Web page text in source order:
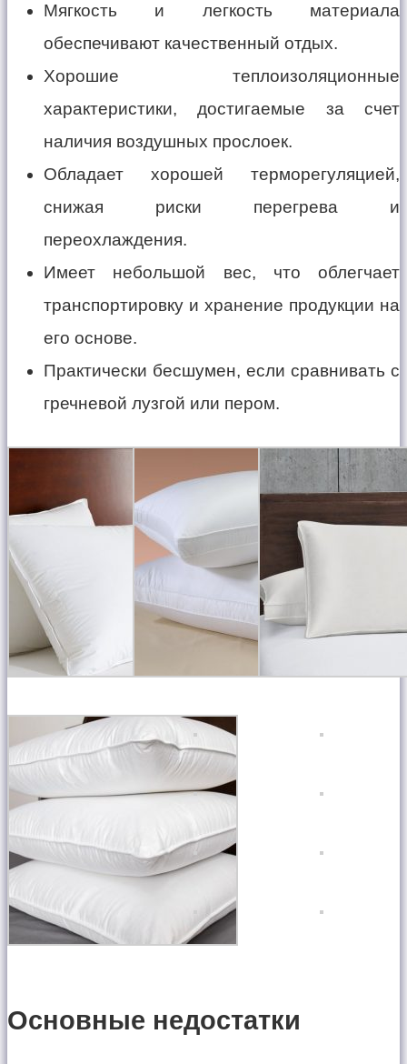
Мягкость и легкость материала
обеспечивают качественный отдых.
Хорошие теплоизоляционные
характеристики, достигаемые за счет
наличия воздушных прослоек.
Обладает хорошей терморегуляцией,
снижая риски перегрева и
переохлаждения.
Имеет небольшой вес, что облегчает
транспортировку и хранение продукции на
его основе.
Практически бесшумен, если сравнивать с
гречневой лузгой или пером.
Основные недостатки